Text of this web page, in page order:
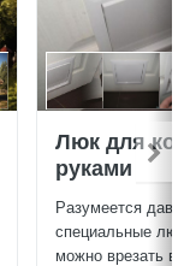
Люк для
руками
Разумеется
специальные
можно врезать